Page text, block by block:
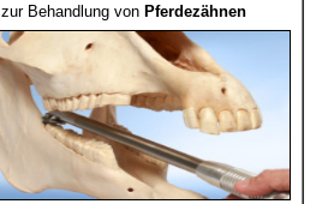
zur Behandlung von Pferdezähnen